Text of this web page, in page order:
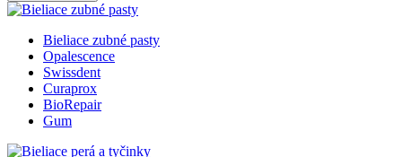
Bieliace zubné pasty
Opalescence
Swissdent
Curaprox
BioRepair
Gum